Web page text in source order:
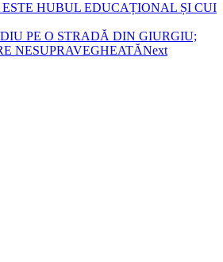
ESTE HUBUL EDUCAȚIONAL ȘI CUI
PE O STRADĂ DIN GIURGIU;
NESUPRAVEGHEATĂNext